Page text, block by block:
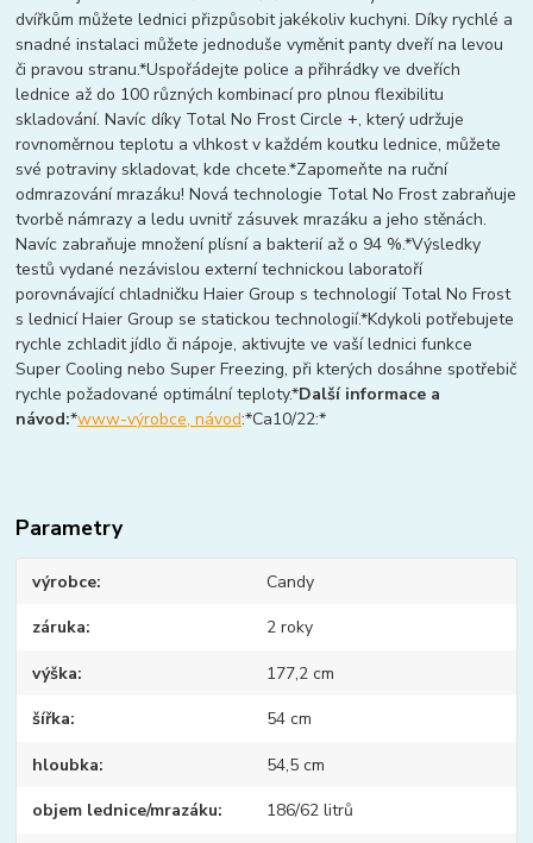
dvířkům můžete lednici přizpůsobit jakékoliv kuchyni. Díky rychlé a
snadné instalaci můžete jednoduše vyměnit panty dveří na levou
či pravou stranu.*Uspořádejte police a přihrádky ve dveřích
lednice až do 100 různých kombinací pro plnou flexibilitu
skladování. Navíc díky Total No Frost Circle +, který udržuje
rovnoměrnou teplotu a vlhkost v každém koutku lednice, můžete
své potraviny skladovat, kde chcete.*Zapomeňte na ruční
odmrazování mrazáku! Nová technologie Total No Frost zabraňuje
tvorbě námrazy a ledu uvnitř zásuvek mrazáku a jeho stěnách.
Navíc zabraňuje množení plísní a bakterií až o 94 %.*Výsledky
testů vydané nezávislou externí technickou laboratoří
porovnávající chladničku Haier Group s technologií Total No Frost
s lednicí Haier Group se statickou technologií.*Kdykoli potřebujete
rychle zchladit jídlo či nápoje, aktivujte ve vaší lednici funkce
Super Cooling nebo Super Freezing, při kterých dosáhne spotřebič
rychle požadované optimální teploty.*Další informace a
návod:*www-výrobce, návod:*Ca10/22:*
Parametry
výrobce Candy
záruka 2 roky
výška 177,2 cm
šířka 54 cm
hloubka 54,5 cm
objem lednice/mrazáku 186/62 litrů